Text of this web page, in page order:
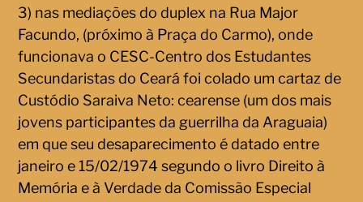
3) nas mediações do duplex na Rua Major
Facundo, (próximo à Praça do Carmo), onde
funcionava o CESC-Centro dos Estudantes
Secundaristas do Ceará foi colado um cartaz de
Custódio Saraiva Neto: cearense (um dos mais
jovens participantes da guerrilha da Araguaia)
em que seu desaparecimento é datado entre
janeiro e 15/02/1974 segundo o livro Direito à
Memória e à Verdade da Comissão Especial